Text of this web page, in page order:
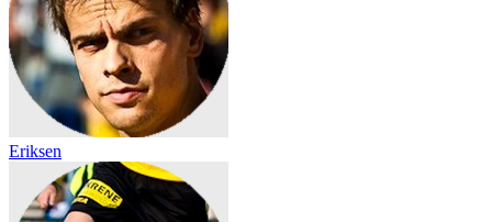
Eriksen